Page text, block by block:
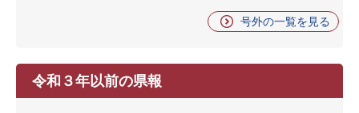
号外の一覧を見る
令和３年以前の県報